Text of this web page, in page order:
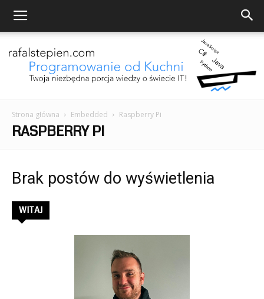
od
–
Strona główna Embedded Raspberry Pi
RASPBERRY PI
Brak postów do wyświetlenia
WITAJ